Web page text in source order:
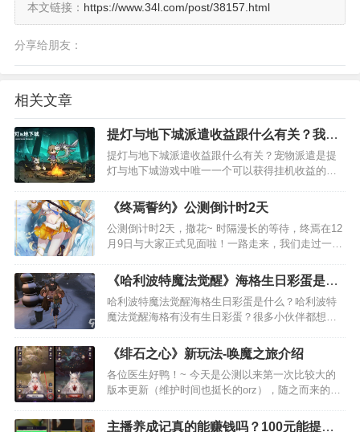
本文链接： https://www.34l.com/post/38157.html
分享给朋友：
相关文章
提灯与地下城派遣收益跟什么有关？我来
告诉你玩法攻略
提灯与地下城派遣收益跟什么有关？宠物派遣是提
灯与地下城游戏中唯一一个可以获得挂机收益的玩
天3次，这次主要是来讲讲宠物派遣怎样收益更高。
…
《终焉誓约》公测倒计时2天
公测倒计时2天，撒花~ 时隔漫长的等待，终焉在12
月9日与大家正式见面啦！一路走来，我们走过一些
位冒险者们的建议反馈与支持陪伴，才让我们在将
近一年的闭门打磨中，能够坚守本心，不断地提升
游戏品质…
《哈利波特魔法觉醒》海格生日彩蛋是什
么
哈利波特魔法觉醒海格生日彩蛋是什么？哈利波特
魔法觉醒海格有没有生日彩蛋？很多小伙伴都想知
家说明一下吧！ 之前麦格教授过生日的时候，哈利
波特魔法觉醒会为过生日的角色安排烟花彩蛋等等
内容，但…
《绯石之心》新玩法-唤魔之旅介绍
各位医生好鸭！~ 今天是公测以来第一次比较大的
版本更新（维护时间也挺长的orz），随之而来的是
会为各位医生带来新玩法的基础讲解，希望能帮助
主播养成记真的能赚钱吗？100元能提现